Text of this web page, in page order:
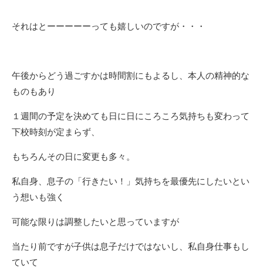
それはとーーーーーっても嬉しいのですが・・・
午後からどう過ごすかは時間割にもよるし、本人の精神的な
ものもあり
１週間の予定を決めても日に日にころころ気持ちも変わって
下校時刻が定まらず、
もちろんその日に変更も多々。
私自身、息子の「行きたい！」気持ちを最優先にしたいとい
う想いも強く
可能な限りは調整したいと思っていますが
当たり前ですが子供は息子だけではないし、私自身仕事もし
ていて